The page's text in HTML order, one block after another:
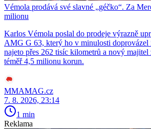
Vémola prodává své slavné „géčko“. Za
milionu
Karlos Vémola poslal do prodeje výrazně
AMG G 63, který ho v minulosti doprovázel
najeto přes 262 tisíc kilometrů a nový majitel
téměř 4,5 milionu korun.
MMAMAG.cz
7. 8. 2026, 23:14
1 min
Reklama